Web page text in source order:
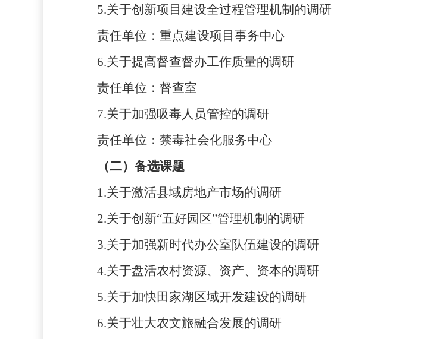
5.关于创新项目建设全过程管理机制的调研
责任单位：重点建设项目事务中心
6.关于提高督查督办工作质量的调研
责任单位：督查室
7.关于加强吸毒人员管控的调研
责任单位：禁毒社会化服务中心
（二）备选课题
1.关于激活县域房地产市场的调研
2.关于创新“五好园区”管理机制的调研
3.关于加强新时代办公室队伍建设的调研
4.关于盘活农村资源、资产、资本的调研
5.关于加快田家湖区域开发建设的调研
6.关于壮大农文旅融合发展的调研